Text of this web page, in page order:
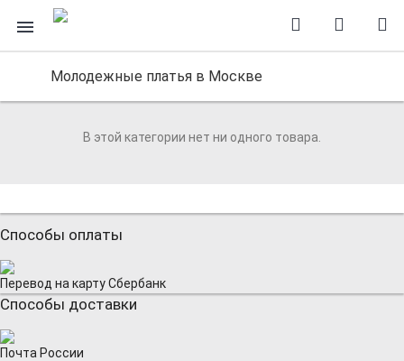
Молодежные платья в Москве
В этой категории нет ни одного товара.
Способы оплаты
Перевод на карту Сбербанк
Способы доставки
Почта России